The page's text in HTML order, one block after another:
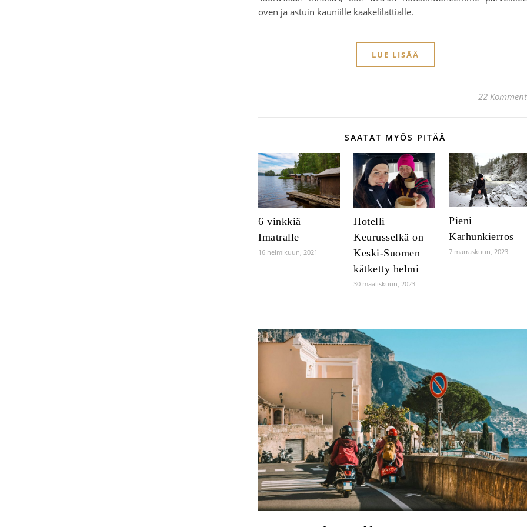
oven ja astuin kauniille kaakelilattialle.
LUE LISÄÄ
22
SAATAT MYÖS PITÄÄ
6 vinkkiä
Imatralle
16 helmikuun, 2021
Hotelli
Keurusselkä on
Keski-Suomen
kätketty helmi
30 maaliskuun, 2023
Pieni
Karhunkierros
7 marraskuun, 2023